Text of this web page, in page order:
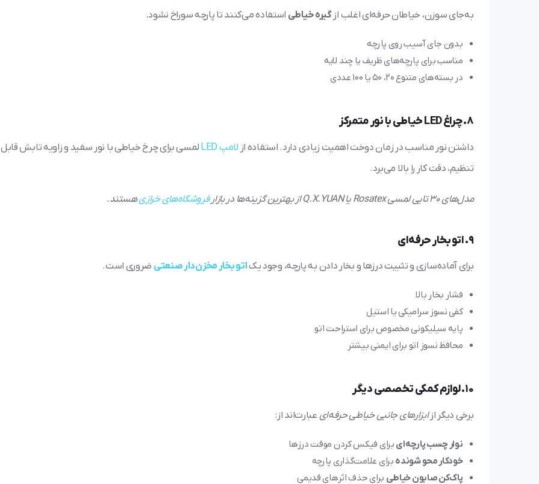
به‌جای سوزن، خیاطان حرفه‌ای اغلب ازگیره خیاطی استفاده می‌کنند تا پارچه سوراخ نشود.
بدون جای آسیب روی پارچه
مناسب برای پارچه‌های ظریف یا چند لایه
در بسته‌های متنوع ۲۰، ۵۰ یا ۱۰۰ عددی
8. چراغ LED خیاطی با نور متمرکز
داشتن نور مناسب در زمان دوخت اهمیت زیادی دارد. استفاده از لامپ LED
لمسی برای چرخ خیاطی با نور سفید و زاویه تابش قابل
تنظیم، دقت کار را بالا می‌برد.
مدل‌های 30 تایی لمسی Rosatex یا Q.X.YUAN از بهترین گزینه‌ها در بازار فروشگاه‌های خرازیهستند.
9. اتو بخار حرفه‌ای
برای آماده‌سازی و تثبیت درزها و بخار دادن به پارچه، وجود یکاتو بخار مخزن‌دار صنعتی ضروری است.
فشار بخار بالا
کفی نسوز سرامیکی یا استیل
پایه سیلیکونی مخصوص برای استراحت اتو
محافظ نسوز اتو برای ایمنی بیشتر
10. لوازم کمکی تخصصی دیگر
برخی دیگر ازابزارهای جانبی خیاطی حرفه‌ای عبارت‌اند از:
نوار چسب پارچه‌ای برای فیکس کردن موقت درزها
خودکار محو شونده برای علامت‌گذاری پارچه
پاک‌کن صابون خیاطی برای حذف اثرهای قدیمی